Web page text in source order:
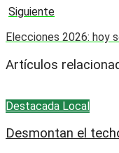
Siguiente
Elecciones 2026: hoy
Artículos
Destacada Local
Desmontan el